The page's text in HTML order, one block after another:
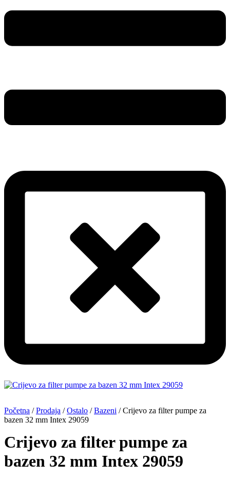
Početna /Prodaja /Ostalo /Bazeni / Crijevo za filter pumpe za
bazen 32 mm Intex 29059
Crijevo za filter pumpe za
bazen 32 mm Intex 29059